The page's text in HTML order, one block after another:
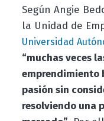
Según Angie
la Unidad de
Universidad
“muchas veces
emprendimiento
pasión sin
resolviendo una